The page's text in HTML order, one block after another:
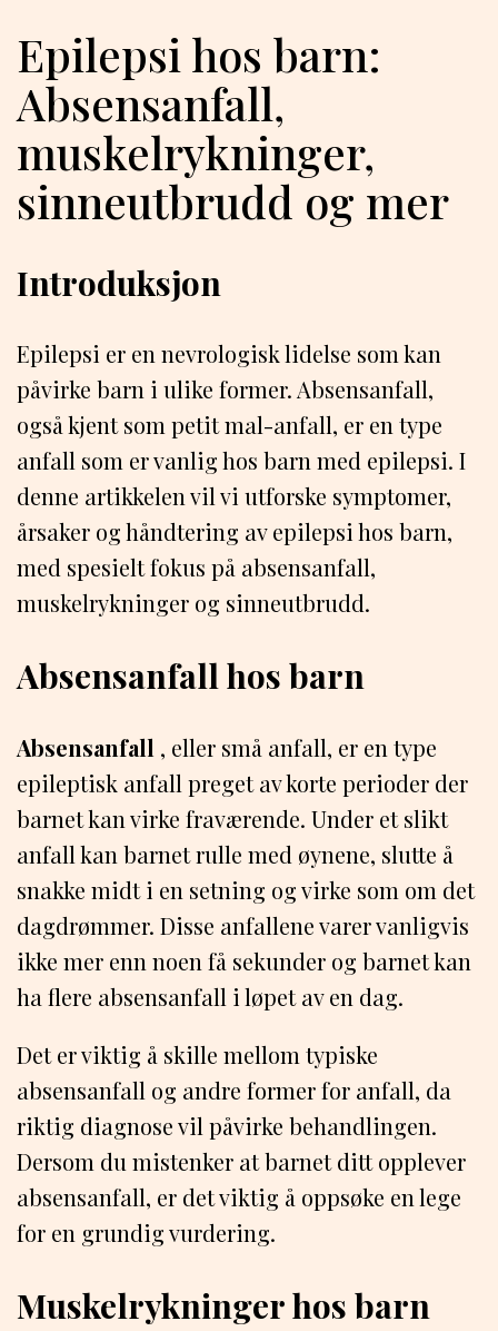
Epilepsi hos barn:
Absensanfall,
muskelrykninger,
sinneutbrudd og mer
Introduksjon
Epilepsi er en nevrologisk lidelse som kan
påvirke barn i ulike former. Absensanfall,
også kjent som petit mal-anfall, er en type
anfall som er vanlig hos barn med epilepsi. I
denne artikkelen vil vi utforske symptomer,
årsaker og håndtering av epilepsi hos barn,
med spesielt fokus på absensanfall,
muskelrykninger og sinneutbrudd.
Absensanfall hos barn
Absensanfall , eller små anfall, er en type
epileptisk anfall preget av korte perioder der
barnet kan virke fraværende. Under et slikt
anfall kan barnet rulle med øynene, slutte å
snakke midt i en setning og virke som om det
dagdrømmer. Disse anfallene varer vanligvis
ikke mer enn noen få sekunder og barnet kan
ha flere absensanfall i løpet av en dag.
Det er viktig å skille mellom typiske
absensanfall og andre former for anfall, da
riktig diagnose vil påvirke behandlingen.
Dersom du mistenker at barnet ditt opplever
absensanfall, er det viktig å oppsøke en lege
for en grundig vurdering.
Muskelrykninger hos barn